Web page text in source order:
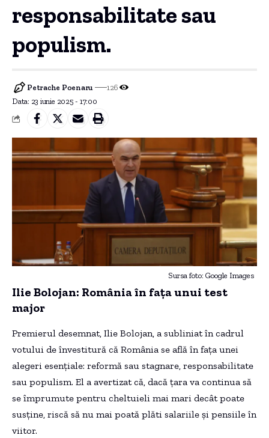
responsabilitate sau
populism.
Data: 23 iunie 2025 - 17:00
Petrache Poenaru 126
Sursa foto: Google Images
Ilie Bolojan: România în faţa unui test
major
Premierul desemnat, Ilie Bolojan, a subliniat în cadrul
votului de învestitură că România se află în faţa unei
alegeri esenţiale: reformă sau stagnare, responsabilitate
sau populism. El a avertizat că, dacă ţara va continua să
se împrumute pentru cheltuieli mai mari decât poate
susţine, riscă să nu mai poată plăti salariile şi pensiile în
viitor.